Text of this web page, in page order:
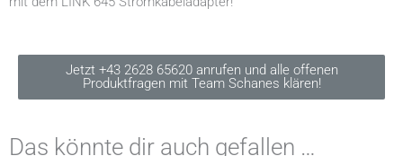
Jetzt +43 2628 65620 anrufen und alle offenen
Produktfragen mit Team Schanes klären!
Das könnte dir auch gefallen …